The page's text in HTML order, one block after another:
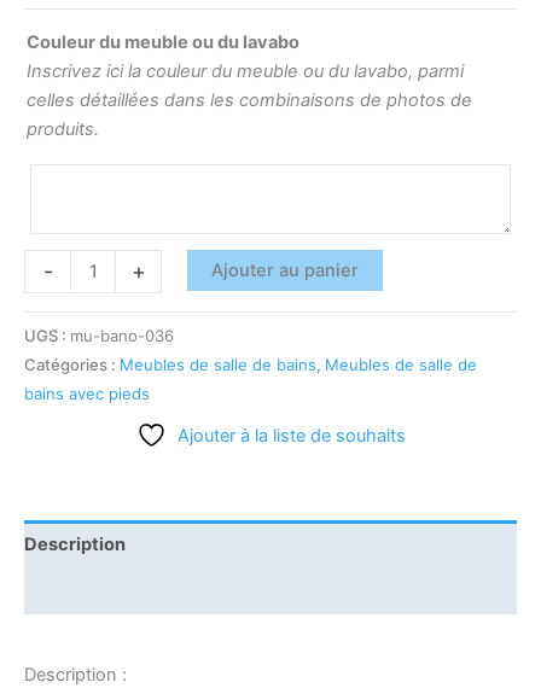
Couleur du meuble ou du lavabo
Inscrivez ici la couleur du meuble ou du lavabo, parmi
celles détaillées dans les combinaisons de photos de
produits.
- + Ajouter au panier
UGS : mu-bano-036
Catégories : Meubles de salle de bains, Meubles de salle de
bains avec pieds
Ajouter à la liste de souhaits
Description
Description :